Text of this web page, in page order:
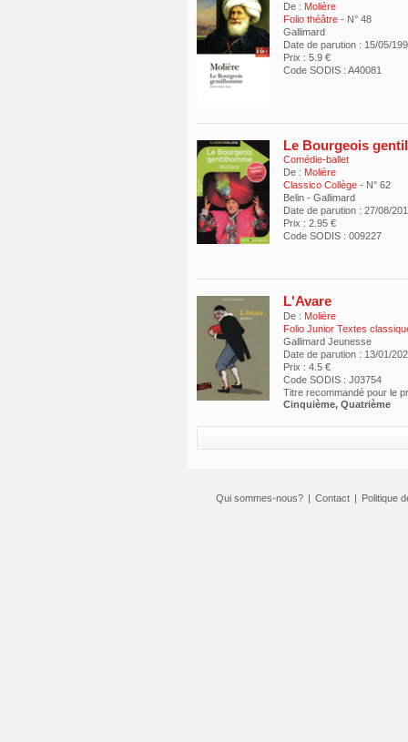
De : Molière
Folio théâtre - N° 48
Gallimard
Date de parution : 15/05/
Prix : 5.9 €
Code SODIS : A40081
Le Bourgeois
Comédie-ballet
De : Molière
Classico Collège - N° 62
Belin - Gallimard
Date de parution : 27/08/
Prix : 2.95 €
Code SODIS : 009227
L'Avare
De : Molière
Folio Junior Textes
Gallimard Jeunesse
Date de parution : 13/01/
Prix : 4.5 €
Code SODIS : J03754
Titre recommandé pour le
Cinquième, Quatrième
Qui sommes-nous? | Contact | Politique